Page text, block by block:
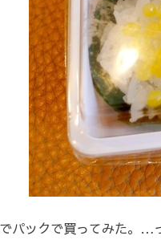
パックで買ってみた。…